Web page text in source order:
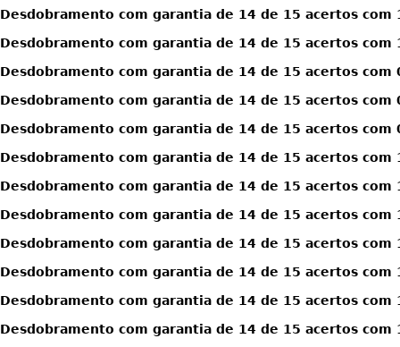
Desdobramento com garantia de 14 de 15 acertos com
Desdobramento com garantia de 14 de 15 acertos com
Desdobramento com garantia de 14 de 15 acertos com
Desdobramento com garantia de 14 de 15 acertos com
Desdobramento com garantia de 14 de 15 acertos com
Desdobramento com garantia de 14 de 15 acertos com
Desdobramento com garantia de 14 de 15 acertos com
Desdobramento com garantia de 14 de 15 acertos com
Desdobramento com garantia de 14 de 15 acertos com
Desdobramento com garantia de 14 de 15 acertos com
Desdobramento com garantia de 14 de 15 acertos com
Desdobramento com garantia de 14 de 15 acertos com